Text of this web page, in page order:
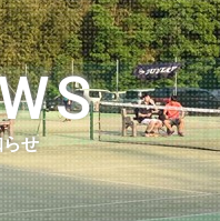
せ